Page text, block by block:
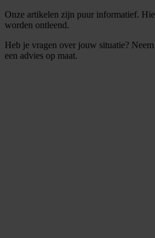
Onze artikelen zijn puur informatief.
worden ontleend.
Heb je vragen over jouw situatie?
een advies op maat.